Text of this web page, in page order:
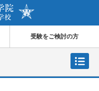
受験をご検討の方